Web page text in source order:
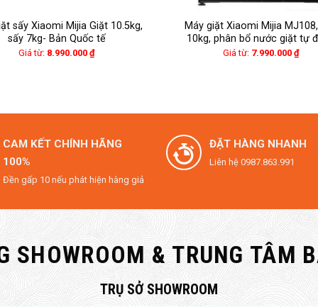
sấy Xiaomi Mijia Giặt 10.5kg,
sấy 7kg- Bản Quốc tế
Giá từ: 8.990.000 ₫
Máy giặt Xiaomi Mijia
10kg, phân bổ nước giặt tự
Giá từ: 7.990.000₫
CAM KẾT CHÍNH HÃNG
100%
Đền gấp 10 nếu phát hiện hàng giả
ĐẶT HÀNG NHANH
Liên hệ 0987.863.991
SHOWROOM & TRUNG TÂM
​TRỤ SỞ SHOWROOM